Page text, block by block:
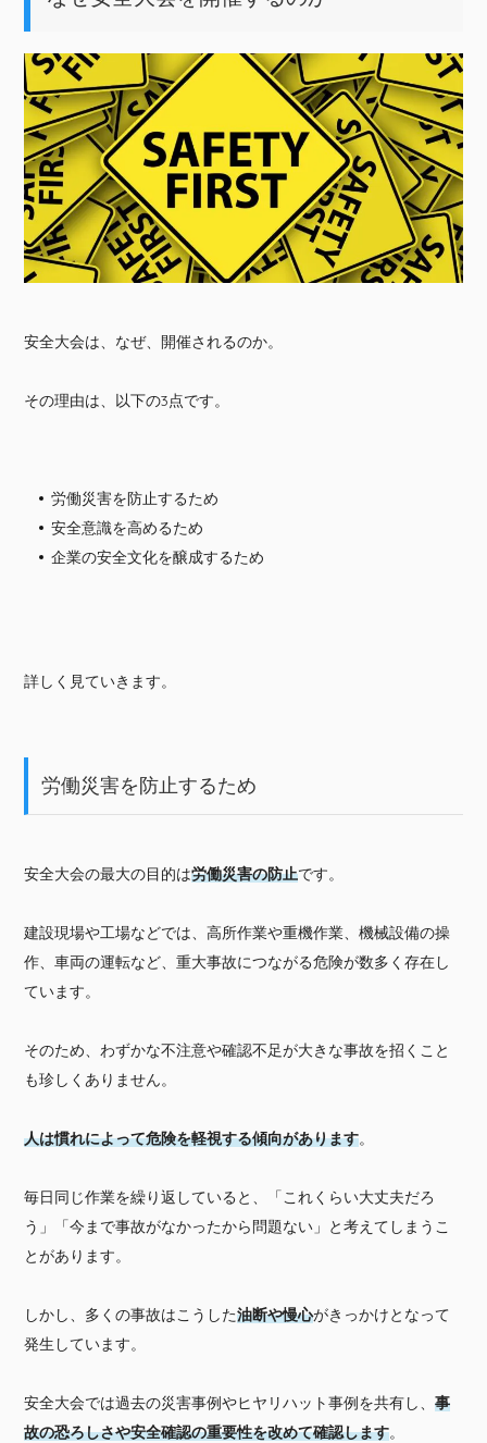
安全大会は、なぜ、開催されるのか。
その理由は、以下の3点です。
労働災害を防止するため
安全意識を高めるため
企業の安全文化を醸成するため
詳しく見ていきます。
労働災害を防止するため
安全大会の最大の目的は労働災害の防止です。
建設現場や工場などでは、高所作業や重機作業、機械設備の操
作、車両の運転など、重大事故につながる危険が数多く存在し
ています。
そのため、わずかな不注意や確認不足が大きな事故を招くこと
も珍しくありません。
人は慣れによって危険を軽視する傾向があります。
毎日同じ作業を繰り返していると、「これくらい大丈夫だろ
う」「今まで事故がなかったから問題ない」と考えてしまうこ
とがあります。
しかし、多くの事故はこうした油断や慢心がきっかけとなって
発生しています。
安全大会では過去の災害事例やヒヤリハット事例を共有し、事
故の恐ろしさや安全確認の重要性を改めて確認します。